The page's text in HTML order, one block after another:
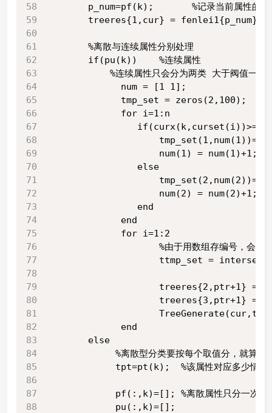
p_num=pf(k);       %记录当前属性的具
treeres{1,cur} = fenlei1{p_num};%记
       %离散与连续属性分别处理
       if(pu(k))    %连续属性
%连续属性只会分为两类 大于阀值一类
             num = [1 1];
             tmp_set = zeros(2,100);
             for i=1:n
                    num(1) = num(1)+1;
                else
                    num(2) = num(2)+1;
                end
             end
             for i=1:2
%由于用数组存编号，会有0
ttmp_set =
treeres{2,ptr+1} =
treeres{3,ptr+1} =
             end
       else
%离散型分类要按每个取值分，就算某
            tpt=pt(k);  %该属性对应多少情况
pf(:,k)=[]; %离散属性只分一次，
            pu(:,k)=[];